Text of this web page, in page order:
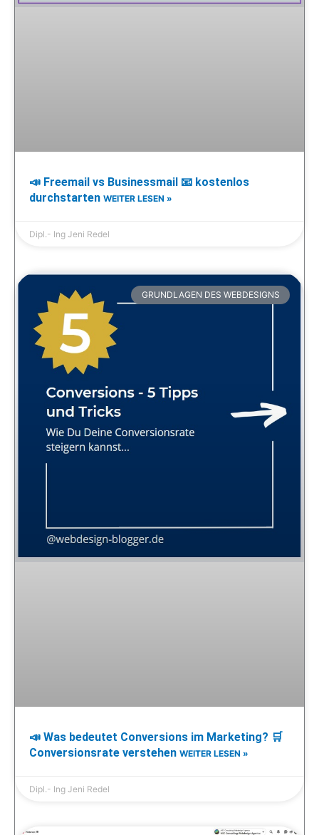
📣 Freemail vs Businessmail 📧 kostenlos
durchstarten WEITER LESEN »
Dipl.- Ing Jeni Redel
GRUNDLAGEN DES WEBDESIGNS
📣 Was bedeutet Conversions im Marketing? 🛒
Conversionsrate verstehen WEITER LESEN »
Dipl.- Ing Jeni Redel